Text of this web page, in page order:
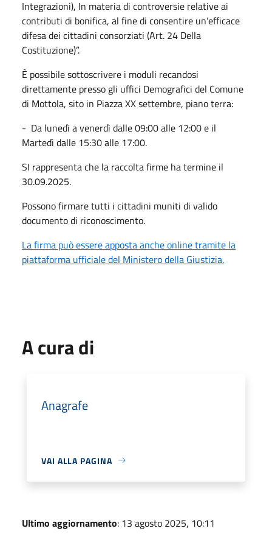
Integrazioni), In materia di controversie relative ai
contributi di bonifica, al fine di consentire un’efficace
difesa dei cittadini consorziati (Art. 24 Della
Costituzione)”.
È possibile sottoscrivere i moduli recandosi
direttamente presso gli uffici Demografici del Comune
di Mottola, sito in Piazza XX settembre, piano terra:
- Da lunedì a venerdì dalle 09:00 alle 12:00 e il
Martedì dalle 15:30 alle 17:00.
SI rappresenta che la raccolta firme ha termine il
30.09.2025.
Possono firmare tutti i cittadini muniti di valido
documento di riconoscimento.
La firma può essere apposta anche online tramite la
piattaforma ufficiale del Ministero della Giustizia.
A cura di
Anagrafe
VAI ALLA PAGINA
Ultimo aggiornamento: 13 agosto 2025, 10:11